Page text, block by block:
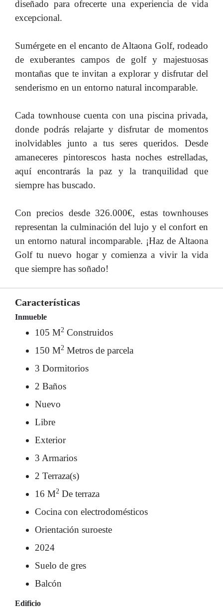
diseñado para ofrecerte una experiencia de vida
excepcional.
Sumérgete en el encanto de Altaona Golf, rodeado
de exuberantes campos de golf y majestuosas
montañas que te invitan a explorar y disfrutar del
senderismo en un entorno natural incomparable.
Cada townhouse cuenta con una piscina privada,
donde podrás relajarte y disfrutar de momentos
inolvidables junto a tus seres queridos. Desde
amaneceres pintorescos hasta noches estrelladas,
aquí encontrarás la paz y la tranquilidad que
siempre has buscado.
Con precios desde 326.000€, estas townhouses
representan la culminación del lujo y el confort en
un entorno natural incomparable. ¡Haz de Altaona
Golf tu nuevo hogar y comienza a vivir la vida
que siempre has soñado!
Características
Inmueble
105 M2 Construidos
150 M2 Metros de parcela
3 Dormitorios
2 Baños
Nuevo
Libre
Exterior
3 Armarios
2 Terraza(s)
16 M2 De terraza
Cocina con electrodomésticos
Orientación suroeste
2024
Suelo de gres
Balcón
Edificio